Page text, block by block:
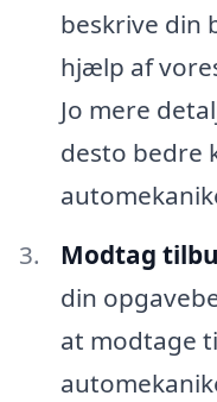
beskrive din
hjælp af
Jo mere
desto bedre
Modtag
din
at modtage